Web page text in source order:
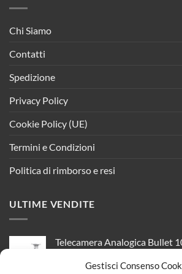
Gestisci Consenso
Chi Siamo
Contatti
Spedizione
Privacy Policy
Cookie Policy (UE)
Termini e Condizioni
Politica di rimborso e resi
ULTIME VENDITE
Telecamera Analogica Bullet
TVI AHD CVI CVBS HiWatch